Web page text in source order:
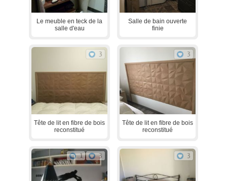
Le meuble en teck de la
salle d'eau
Salle de bain ouverte
finie
3
Tête de lit en fibre de bois
reconstitué
3
Tête de lit en fibre de bois
reconstitué
1 3 3